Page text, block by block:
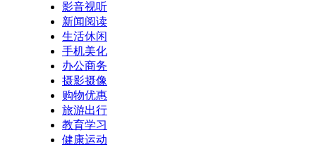
影音视听
新闻阅读
生活休闲
手机美化
办公商务
摄影摄像
购物优惠
旅游出行
教育学习
健康运动